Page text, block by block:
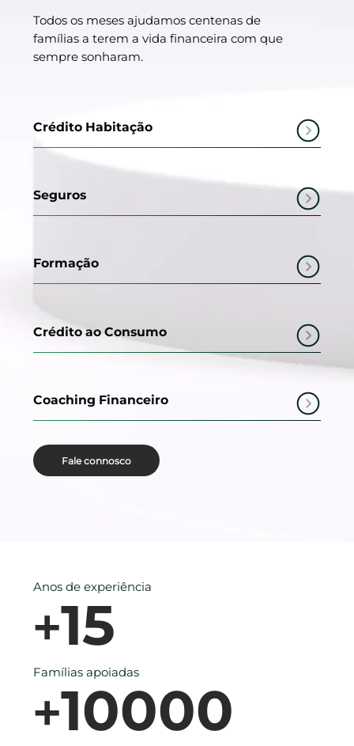
Todos os meses ajudamos centenas de
famílias a terem a vida financeira com que
sempre sonharam.
Crédito Habitação
Seguros
Formação
Crédito ao Consumo
Coaching Financeiro
Fale connosco
Anos de experiência
+15
Famílias apoiadas
+10000